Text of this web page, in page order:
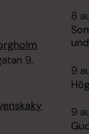
9,
8
9
9